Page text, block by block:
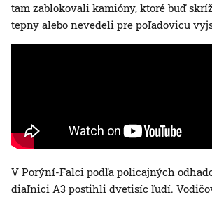
tam zablokovali kamióny, ktoré buď
tepny alebo nevedeli pre poľadovicu
V Porýní-Falci podľa policajných
diaľnici A3 postihli dvetisíc ľudí.